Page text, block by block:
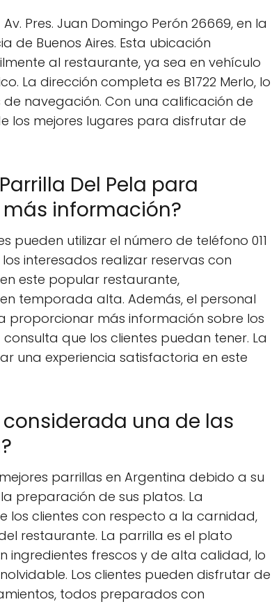
Pres. Juan Domingo Perón 26669, en la
de Buenos Aires. Esta ubicación
al restaurante, ya sea en vehículo
La dirección completa es B1722 Merlo, lo
navegación. Con una calificación de
los mejores lugares para disfrutar de
Del Pela para
información?
pueden utilizar el número de teléfono 011
interesados realizar reservas con
este popular restaurante,
temporada alta. Además, el personal
proporcionar más información sobre los
que los clientes puedan tener. La
una experiencia satisfactoria en este
considerada una de las
parrillas en Argentina debido a su
preparación de sus platos. La
los clientes con respecto a la carnidad,
restaurante. La parrilla es el plato
ingredientes frescos y de alta calidad, lo
Los clientes pueden disfrutar de
todos preparados con